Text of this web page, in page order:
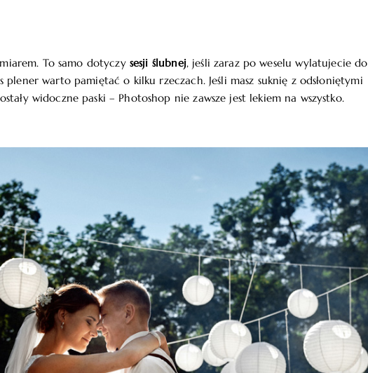
To samo dotyczy sesji ślubnej, jeśli zaraz po weselu wylatujecie do
warto pamiętać o kilku rzeczach. Jeśli masz suknię z odsłoniętymi
widoczne paski – Photoshop nie zawsze jest lekiem na wszystko.